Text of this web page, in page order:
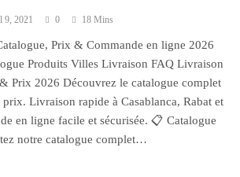
9, 2021 0 18 Mins
Prix & Commande en ligne 2026
Produits Villes Livraison FAQ Livraison
Prix 2026 Découvrez le catalogue complet
Livraison rapide à Casablanca, Rabat et
en ligne facile et sécurisée. 📋 Catalogue
notre catalogue complet…